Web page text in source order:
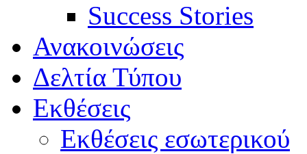
Success Stories
Ανακοινώσεις
Δελτία Τύπου
Εκθέσεις
Εκθέσεις εσωτερικού